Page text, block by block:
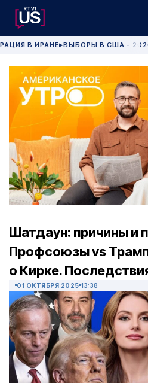
В ИРАНЕ▶ВЫБОРЫ В США -
Шатдаун: причины и
Профсоюзы vs
о Кирке.
01 ОКТЯБРЯ 2025 13:38